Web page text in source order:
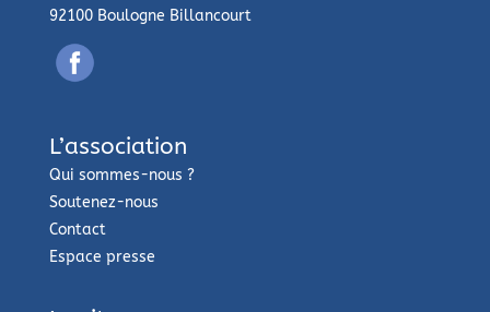
92100 Boulogne Billancourt
L’association
Qui sommes-nous ?
Soutenez-nous
Contact
Espace presse